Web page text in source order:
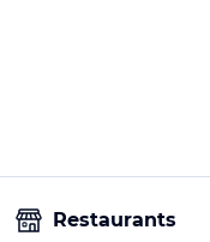
Restaurants